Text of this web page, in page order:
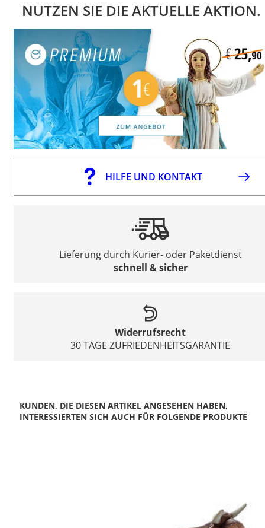
NUTZEN SIE DIE AKTUELLE AKTION.
HILFE UND KONTAKT
Lieferung durch Kurier- oder Paketdienst
schnell & sicher
Widerrufsrecht
30 TAGE ZUFRIEDENHEITSGARANTIE
KUNDEN, DIE DIESEN ARTIKEL ANGESEHEN HABEN,
INTERESSIERTEN SICH AUCH FÜR FOLGENDE PRODUKTE